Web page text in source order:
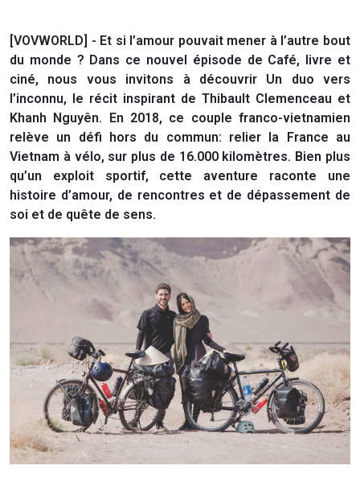
[VOVWORLD] - Et si l’amour pouvait mener à l’autre bout
du monde ? Dans ce nouvel épisode de Café, livre et
ciné, nous vous invitons à découvrir Un duo vers
l’inconnu, le récit inspirant de Thibault Clemenceau et
Khanh Nguyên. En 2018, ce couple franco-vietnamien
relève un défi hors du commun: relier la France au
Vietnam à vélo, sur plus de 16.000 kilomètres. Bien plus
qu’un exploit sportif, cette aventure raconte une
histoire d’amour, de rencontres et de dépassement de
soi et de quête de sens.